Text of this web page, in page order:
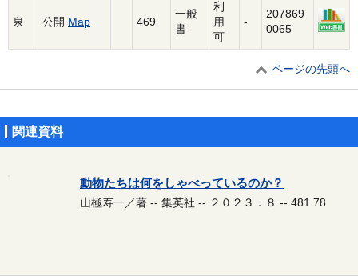
泉 公開 Map 469
一般
書
利
用
可
-
207869
0065
ページの先頭へ
関連資料
動物たちは何をしゃべっているのか？
山極寿一／著 -- 集英社 -- ２０２３．８ -- 481.78